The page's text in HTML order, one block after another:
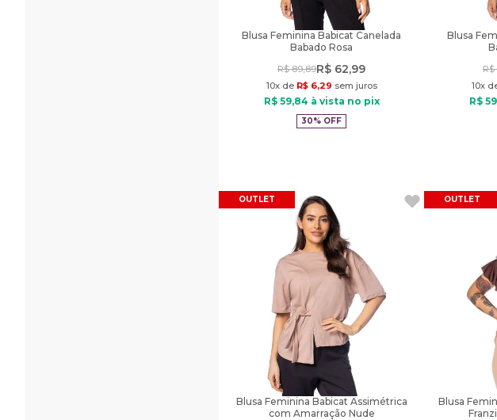
Blusa Feminina Babicat Canelada
Babado Rosa
R$ 89,89R$ 62,99
10x de R$ 6,29 sem juros
R$ 59,84 à vista no pix
30% OFF
Blusa
R$
10x
R$ 59
OUTLET
Blusa Feminina Babicat Assimétrica
com Amarração Nude
OUTLET
Blusa